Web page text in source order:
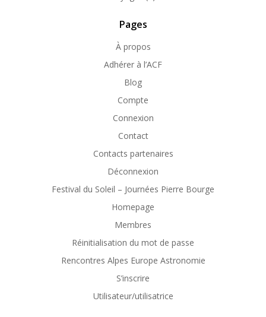
Pages
À propos
Adhérer à l’ACF
Blog
Compte
Connexion
Contact
Contacts partenaires
Déconnexion
Festival du Soleil – Journées Pierre Bourge
Homepage
Membres
Réinitialisation du mot de passe
Rencontres Alpes Europe Astronomie
S’inscrire
Utilisateur/utilisatrice